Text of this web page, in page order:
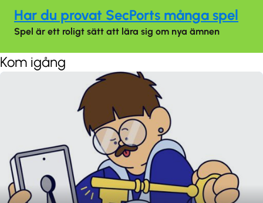
Har du provat SecPorts många spel
Spel är ett roligt sätt att lära sig om nya ämnen
Kom igång